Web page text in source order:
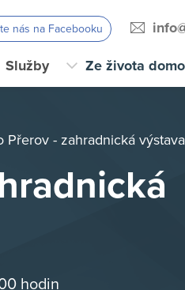
nás na Facebooku
Služby Ze života
Přerov - zahradnická výstava
hodin